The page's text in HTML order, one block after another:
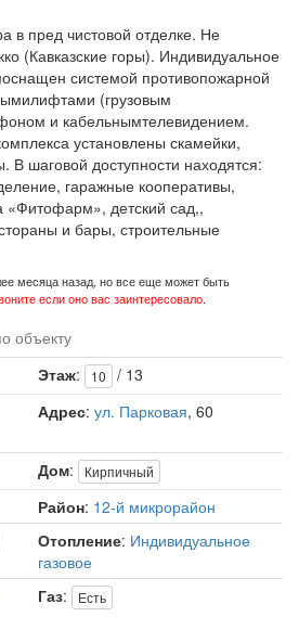
в пред чистовой отделке. Не
(Кавказские горы). Индивидуальное
системой противопожарной
(грузовым
и кабельнымтелевидением.
установлены скамейки,
В шаговой доступности находятся:
гаражные кооперативы,
«Фитофарм», детский сад,,
и бары, строительные
месяца назад, но все еще может быть
если оно вас заинтересовало.
объекту
Этаж: 10
/ 13
Адрес: ул. Парковая, 60
Дом: Кирпичный
Район: 12-й микрорайон
Отопление: Индивидуальное
газовое
Газ: Есть